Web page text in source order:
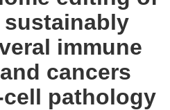
immune
cancers
pathology